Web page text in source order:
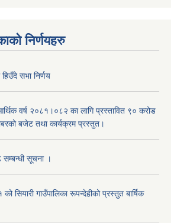
निर्णयहरु
सभा निर्णय
आर्थिक वर्ष २०८१।०८२ का लागि प्रस्तावित ९० करोड
बजेट तथा कार्यक्रम प्रस्तुत।
सम्बन्धी सूचना ।
सियारी गाउँपालिका रूपन्देहीको प्रस्तुत बार्षिक